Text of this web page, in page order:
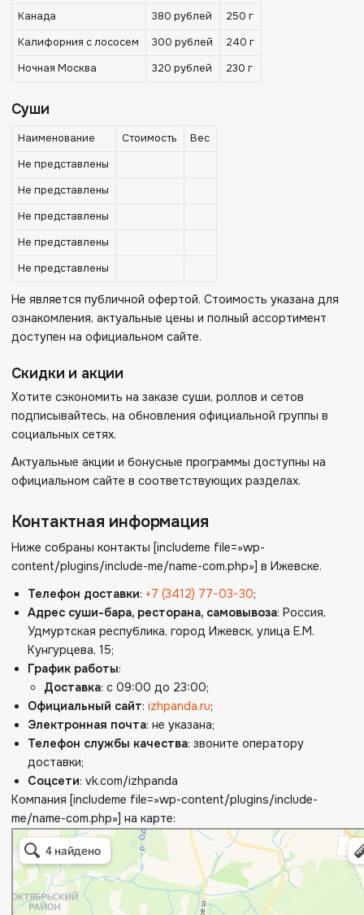
Канада
380 рублей
250 г
Калифорния с лососем
300 рублей
240 г
Ночная Москва
320 рублей 230 г
Суши
Наименование Стоимость
Вес
Не представлены
Не представлены
Не представлены
Не представлены
Не представлены
Не является публичной офертой. Стоимость указана для
ознакомления, актуальные цены и полный ассортимент
доступен на официальном сайте.
Скидки и акции
Хотите сэкономить на заказе суши, роллов и сетов
подписывайтесь, на обновления официальной группы в
социальных сетях.
Актуальные акции и бонусные программы доступны на
официальном сайте в соответствующих разделах.
Контактная информация
Ниже собраны контакты [includeme file=»wp-
content/plugins/include-me/name-com.php»] в Ижевске.
Телефон доставки: +7 (3412) 77-03-30;
Адрес суши-бара, ресторана, самовывоза: Россия,
Удмуртская республика, город Ижевск, улица Е.М.
Кунгурцева, 15;
График работы:
Доставка: с 09:00 до 23:00;
Официальный сайт: izhpanda.ru;
Электронная почта: не указана;
Телефон службы качества: звоните оператору
доставки;
Соцсети: vk.com/izhpanda
Компания [includeme file=»wp-content/plugins/include-
me/name-com.php»] на карте: